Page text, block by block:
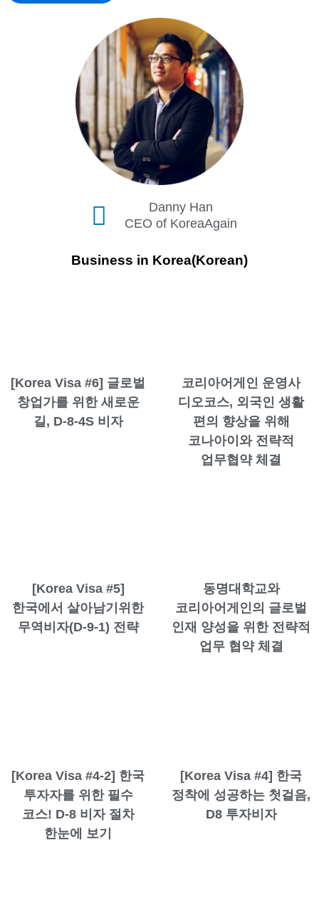
Danny Han
CEO of KoreaAgain
Business in Korea(Korean)
[Korea Visa #6] 글로벌
창업가를 위한 새로운
길, D-8-4S 비자
코리아어게인 운영사
디오코스, 외국인 생활
편의 향상을 위해
코나아이와 전략적
업무협약 체결
[Korea Visa #5]
한국에서 살아남기위한
무역비자(D-9-1) 전략
동명대학교와
코리아어게인의 글로벌
인재 양성을 위한 전략적
업무 협약 체결
[Korea Visa #4-2] 한국
투자자를 위한 필수
코스! D-8 비자 절차
한눈에 보기
[Korea Visa #4] 한국
정착에 성공하는 첫걸음,
D8 투자비자